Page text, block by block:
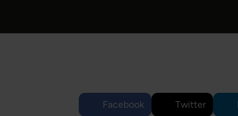
Facebook Twitter